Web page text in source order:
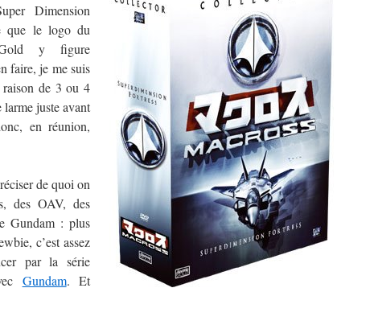
Dimension
que le logo du
y figure
faire, je me suis
raison de 3 ou 4
larme juste avant
en réunion,
de quoi on
des OAV, des
Gundam : plus
c’est assez
par la série
Gundam. Et